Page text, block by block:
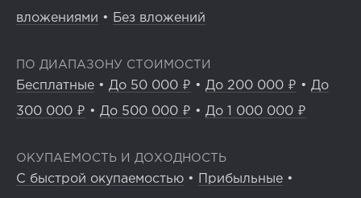
вложениями • Без вложений
ПО ДИАПАЗОНУ СТОИМОСТИ
Бесплатные • До 50 000 ₽ • До 200 000 ₽ • До
300 000 ₽ • До 500 000 ₽ • До 1 000 000 ₽
ОКУПАЕМОСТЬ И ДОХОДНОСТЬ
С быстрой окупаемостью • Прибыльные •